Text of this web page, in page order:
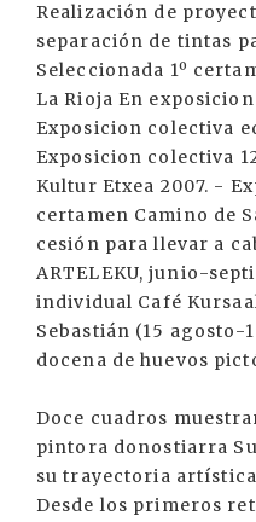
Realización de
separación de tintas
Seleccionada 1º
La Rioja En
Exposicion colectiva
Exposicion colectiva
Kultur Etxea 2007. -
certamen Camino de
cesión para llevar a
ARTELEKU, junio-
individual Café
Sebastián (15 agosto-
docena de huevos
Doce cuadros
pintora donostiarra
su trayectoria artística
Desde los primeros